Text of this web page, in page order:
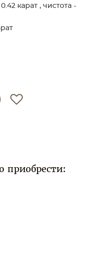
карат , чистота -